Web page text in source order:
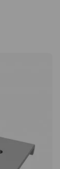
mit der Sie
können.